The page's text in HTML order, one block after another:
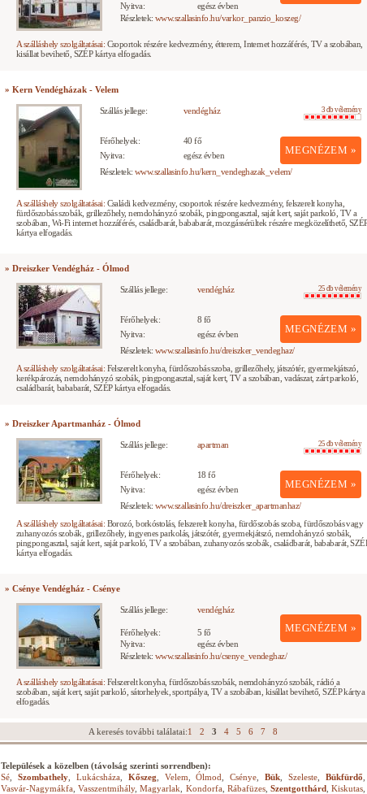
Nyitva:
egész évben
Részletek: www.szallasinfo.hu/varkor_panzio_koszeg/
A szálláshely szolgáltatásai: Csoportok részére kedvezmény, étterem, Internet hozzáférés, TV a szobában,
kisállat bevihető, SZÉP kártya elfogadás.
» Kern Vendégházak - Velem
Szállás jellege: vendégház 3 db vélemény
MEGNÉZEM »
Férőhelyek:
40 fő
Nyitva:
egész évben
Részletek: www.szallasinfo.hu/kern_vendeghazak_velem/
A szálláshely szolgáltatásai: Családi kedvezmény, csoportok részére kedvezmény, felszerelt konyha,
fürdőszobás szobák, grillezőhely, nemdohányzó szobák, pingpongasztal, saját kert, saját parkoló, TV a
szobában, Wi-Fi internet hozzáférés, családbarát, bababarát, mozgássérültek részére megközelíthető,
kártya elfogadás.
» Dreiszker Vendégház - Ólmod
Szállás jellege: vendégház 25 db vélemény
MEGNÉZEM »
Férőhelyek:
8 fő
Nyitva:
egész évben
Részletek: www.szallasinfo.hu/dreiszker_vendeghaz/
A szálláshely szolgáltatásai: Felszerelt konyha, fürdőszobás szoba, grillezőhely, játszótér, gyermekjátszó,
kerékpározás, nemdohányzó szobák, pingpongasztal, saját kert, TV a szobában, vadászat, zárt parkoló,
családbarát, bababarát, SZÉP kártya elfogadás.
» Dreiszker Apartmanház - Ólmod
Szállás jellege: apartman 25 db vélemény
MEGNÉZEM »
Férőhelyek:
18 fő
Nyitva:
egész évben
Részletek: www.szallasinfo.hu/dreiszker_apartmanhaz/
A szálláshely szolgáltatásai: Borozó, borkóstolás, felszerelt konyha, fürdőszobás szoba, fürdőszobás vagy
zuhanyozós szobák, grillezőhely, ingyenes parkolás, játszótér, gyermekjátszó, nemdohányzó szobák,
pingpongasztal, saját kert, saját parkoló, TV a szobában, zuhanyozós szobák, családbarát, bababarát,
kártya elfogadás.
» Csénye Vendégház - Csénye
Szállás jellege: vendégház
MEGNÉZEM »
Férőhelyek:
5 fő
Nyitva:
egész évben
Részletek: www.szallasinfo.hu/csenye_vendeghaz/
A szálláshely szolgáltatásai: Felszerelt konyha, fürdőszobás szobák, nemdohányzó szobák, rádió a
szobában, saját kert, saját parkoló, sátorhelyek, sportpálya, TV a szobában, kisállat bevihető, SZÉP kártya
elfogadás.
A keresés további találatai:1 2 3 4 5 6 7 8
Települések a közelben (távolság szerinti sorrendben):
Sé
Szombathely, Lukácsháza, Kőszeg Velem ,Ólmod ,Csénye ,Bük ,Szeleste ,Bükfürdő
Vasvár-Nagymákfa ,Vasszentmihály,Magyarlak Kondorfa, Rábafüzes, Szentgotthárd,Kiskutas